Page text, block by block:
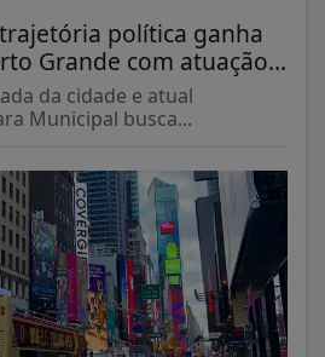
política ganha
Grande com atuação...
da cidade e atual
Municipal busca...